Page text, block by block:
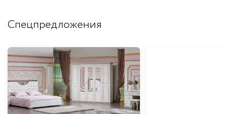
Спецпредложения